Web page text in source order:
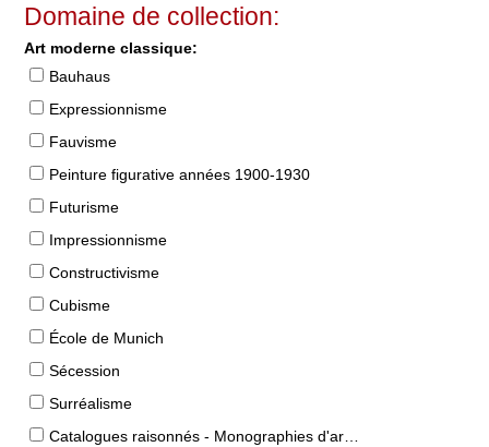
Domaine de collection:
Art moderne classique:
Bauhaus
Expressionnisme
Fauvisme
Peinture figurative années 1900-1930
Futurisme
Impressionnisme
Constructivisme
Cubisme
École de Munich
Sécession
Surréalisme
Catalogues raisonnés - Monographies d'artistes